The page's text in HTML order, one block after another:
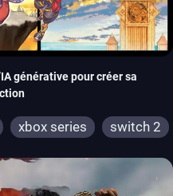
générative pour créer sa
xbox series switch 2